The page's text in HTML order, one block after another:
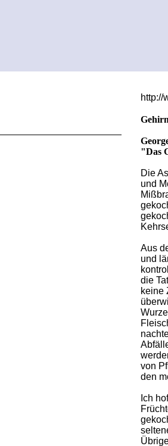
http://
"Das
Die
und
Aus
und
die
keine
von
den
Ich